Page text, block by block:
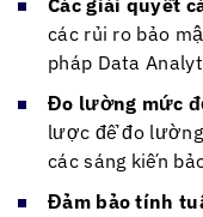
Các giải quyết
các rủi ro bảo
pháp Data
Đo lường mức
lược để đo
các sáng kiến
Đảm bảo tính